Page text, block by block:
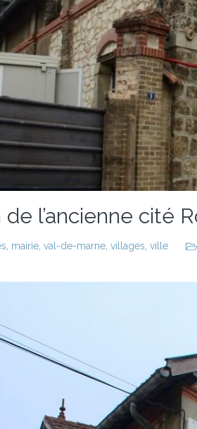
l’ancienne cité
, mairie, val-de-marne, villages, ville